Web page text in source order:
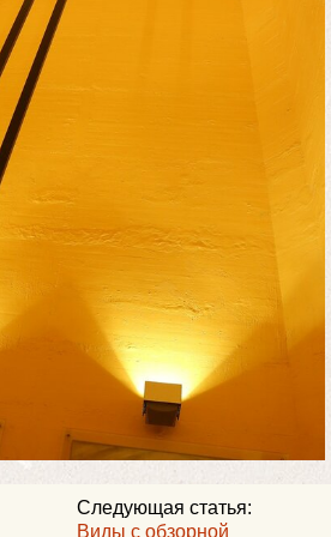
Следующая статья:
Виды с обзорной